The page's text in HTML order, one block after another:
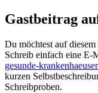
Gastbeitrag
Du möchtest auf
Schreib einfach eine E-
gesunde-
kurzen
Schreibproben.